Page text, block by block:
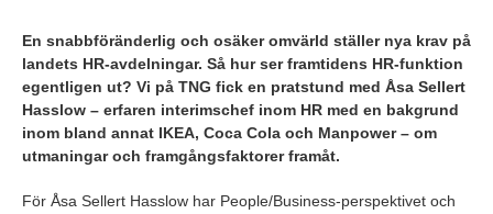
förändringsledning och attraktivitet i en osäker och
konkurrensutsatt arbetsmarknad.
Framåt behöver HR arbeta mer proaktivt med
kompetens, AI, hybridarbete och employer branding
för att bidra direkt till affärsagendan och långsiktig
En snabbföränderlig och osäker omvärld ställer nya krav på
landets HR-avdelningar. Så hur ser framtidens HR-funktion
egentligen ut? Vi på TNG fick en pratstund med Åsa Sellert
Hasslow – erfaren interimschef inom HR med en bakgrund
inom bland annat IKEA, Coca Cola och Manpower – om
utmaningar och framgångsfaktorer framåt.
För Åsa Sellert Hasslow har People/Business-perspektivet och